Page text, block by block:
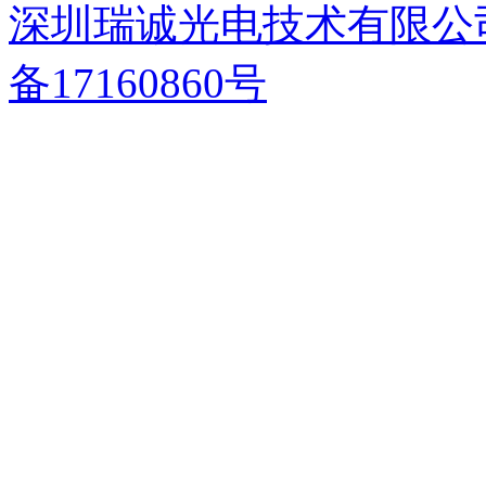
深圳瑞诚光电技术有限公
备17160860号